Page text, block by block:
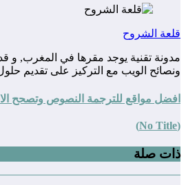
قلعة الشروح
ونصائح الويب مع التركيز على تقديم
افضل مواقع للترجمة النصوص وتصحح
(No Title)
ذات صلة